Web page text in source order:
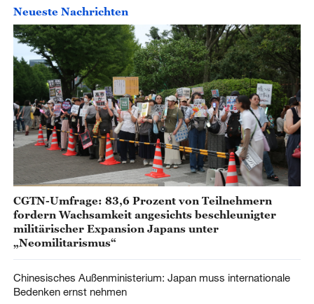
Neueste Nachrichten
CGTN-Umfrage: 83,6 Prozent von Teilnehmern
fordern Wachsamkeit angesichts beschleunigter
militärischer Expansion Japans unter
„Neomilitarismus“
Chinesisches Außenministerium: Japan muss internationale
Bedenken ernst nehmen